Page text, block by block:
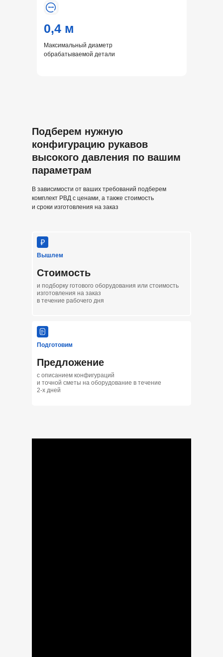
Максимальный диаметр
обрабатываемой детали
0,4 м
Подберем нужную
конфигурацию рукавов
высокого давления по вашим
параметрам
В зависимости от ваших требований подберем
комплект РВД с ценами, а также стоимость
и сроки изготовления на заказ
Вышлем
Стоимость
Подготовим
Предложение
с описанием конфигураций
и точной сметы на оборудование в течение
2-х дней
и подборку готового оборудования или стоимость
изготовления на заказ
в течение рабочего дня